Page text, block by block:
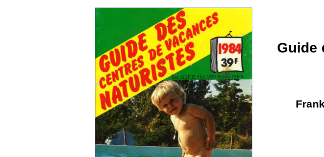
Guide